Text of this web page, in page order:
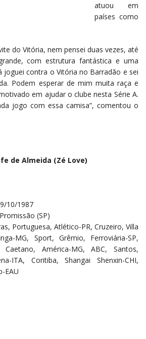
atuou em
países como
do Vitória, nem pensei duas vezes, até
com estrutura fantástica e uma
joguei contra o Vitória no Barradão e sei
Podem esperar de mim muita raça e
em ajudar o clube nesta Série A.
jogo com essa camisa”, comentou o
de Almeida (Zé Love)
10/1987
Promissão (SP)
Portuguesa, Atlético-PR, Cruzeiro, Villa
MG, Sport, Grêmio, Ferroviária-SP,
Caetano, América-MG, ABC, Santos,
ITA, Coritiba, Shangai Shenxin-CHI,
EAU